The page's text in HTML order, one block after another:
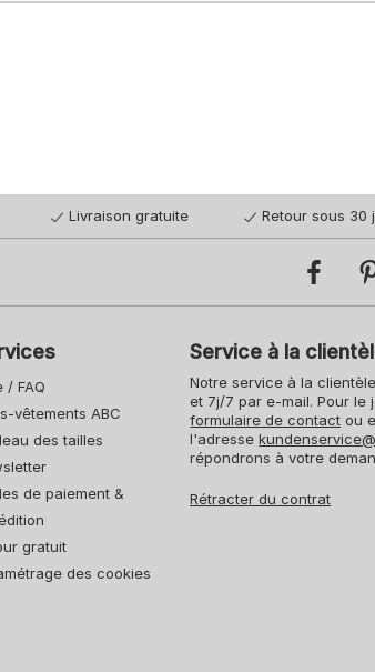
Livraison gratuite Retour sous 30
/ FAQ
vêtements ABC
des tailles
de paiement &
gratuit
des cookies
Service à la
Notre service à la
et 7j/7 par e-mail. Pour le
formulaire de contact ou
l'adresse
répondrons à votre
Rétracter du contrat